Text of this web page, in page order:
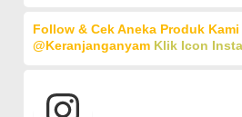
Follow & Cek Aneka Produk
@keranjanganyam Klik Icon